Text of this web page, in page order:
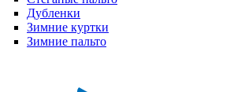
Дубленки
Зимние куртки
Зимние пальто